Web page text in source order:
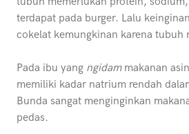
terdapat pada burger. Lalu
cokelat kemungkinan karena tubuh
Pada ibu yang ngidam makanan
memiliki kadar natrium rendah
Bunda sangat menginginkan
pedas.